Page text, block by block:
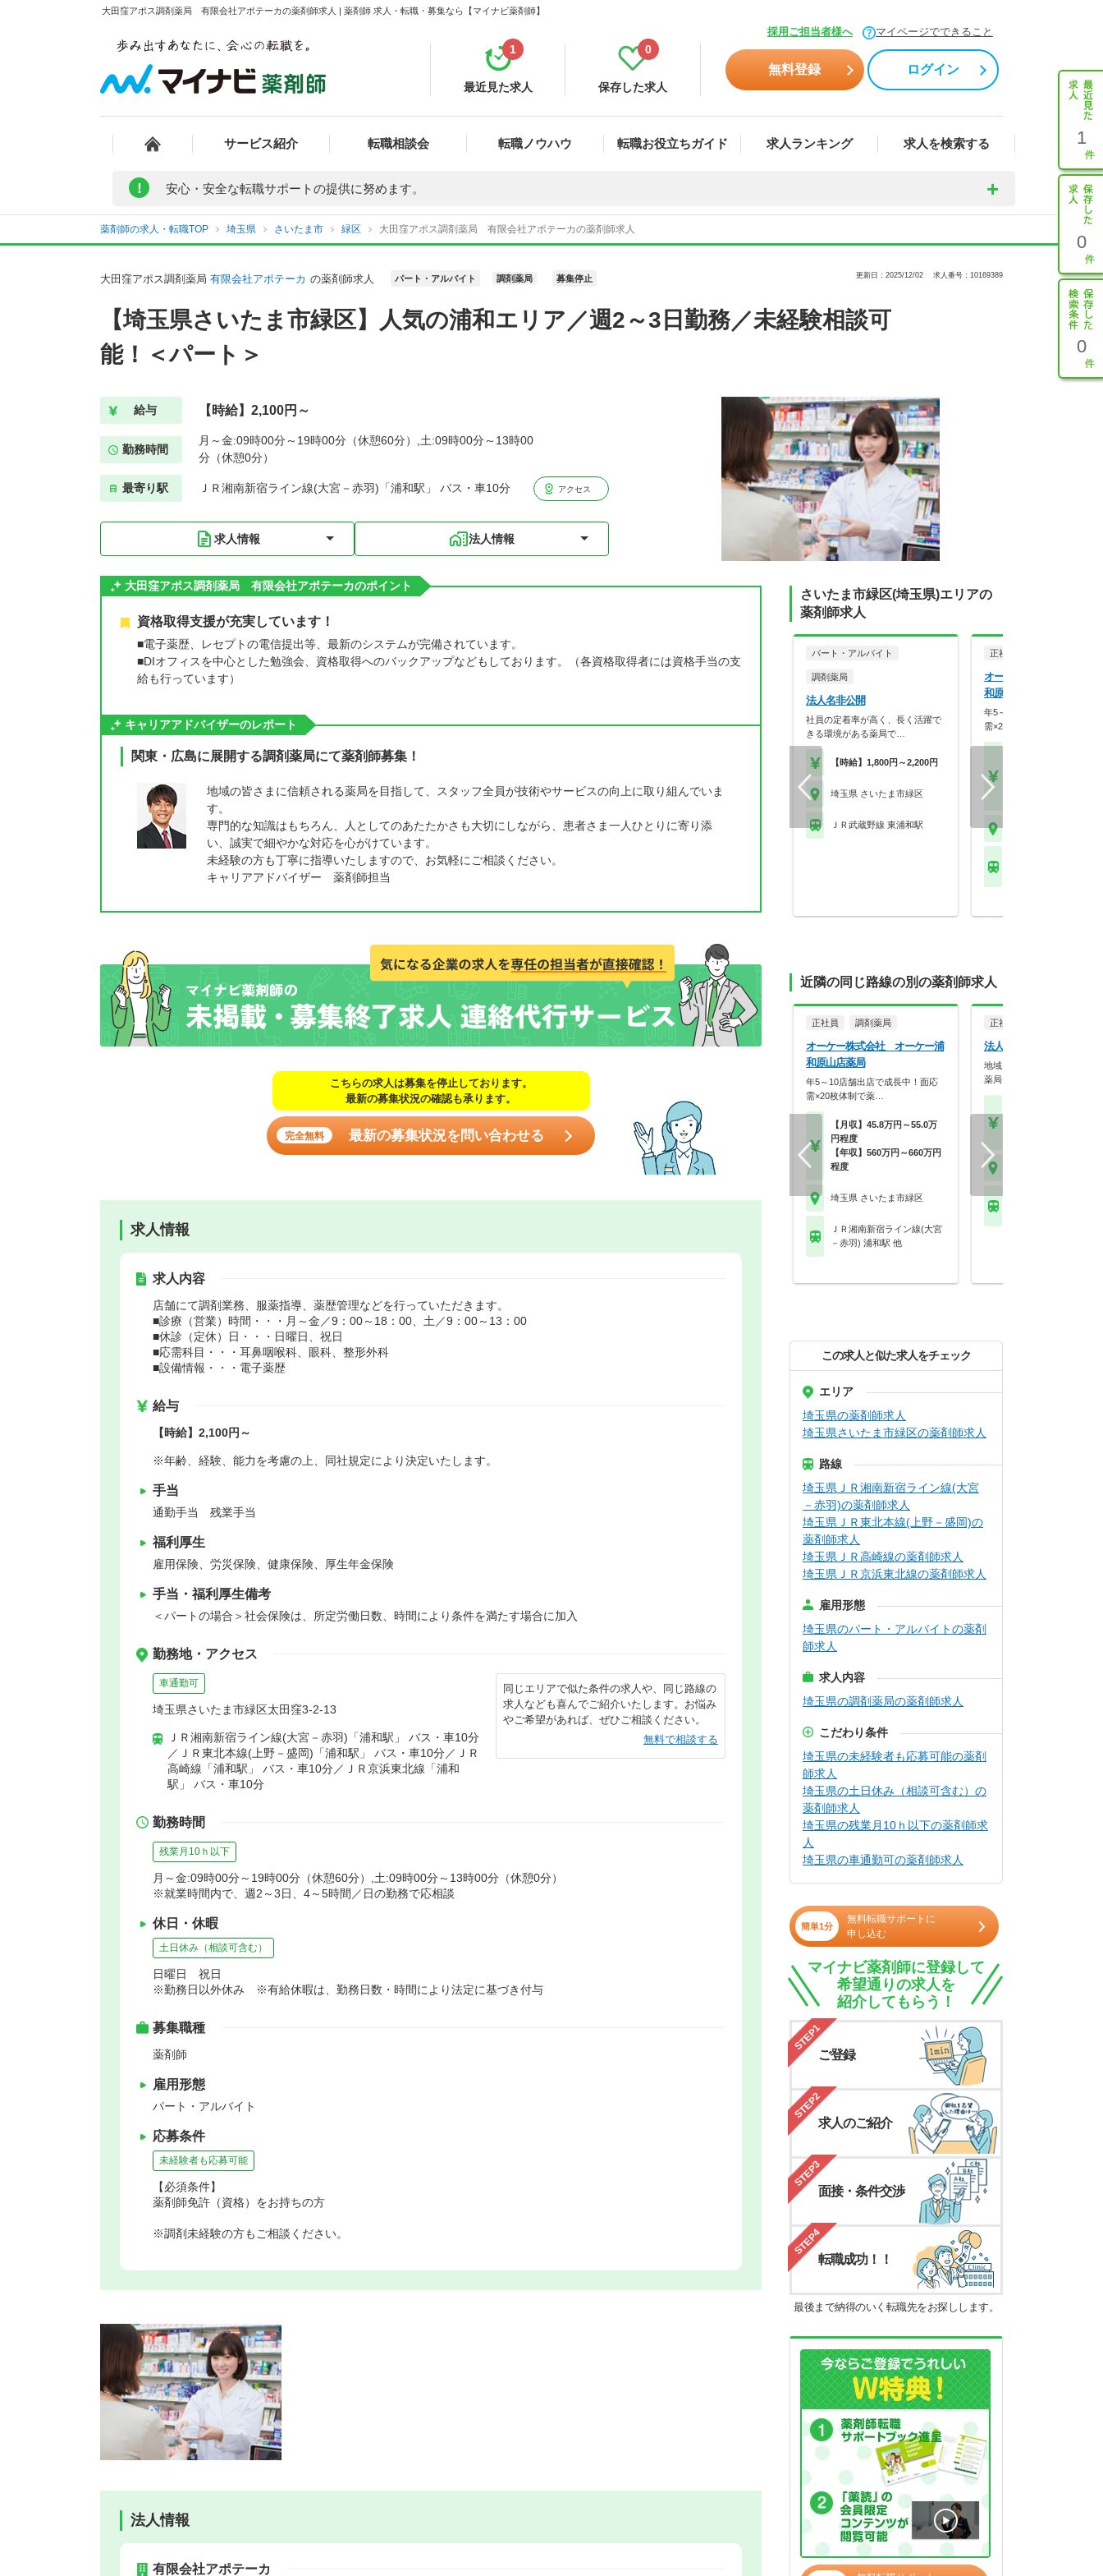
大田窪アポス調剤薬局 有限会社アポテーカの薬剤師求人 | 薬剤師 求人・転職・募集なら【マイナビ薬剤師】
採用ご担当者様へ マイページでできること
最近見た求人
1
保存した求人
0
無料登録 ログイン
サービス紹介 転職相談会 転職ノウハウ 転職お役立ちガイド 求人ランキング 求人を検索する 1
0
0
! 安心・安全な転職サポートの提供に努めます。
薬剤師の求人・転職TOP 埼玉県 さいたま市 緑区 大田窪アポス調剤薬局 有限会社アポテーカの薬剤師求人
大田窪アポス調剤薬局 有限会社アポテーカ の薬剤師求人 パート・アルバイト 調剤薬局 募集停止 更新日：2025/12/02 求人番号：10169389
【埼玉県さいたま市緑区】人気の浦和エリア／週2～3日勤務／未経験相談可
能！＜パート＞
給与 【時給】2,100円～
勤務時間
月～金:09時00分～19時00分（休憩60分）,土:09時00分～13時00
分（休憩0分）
最寄り駅 ＪＲ湘南新宿ライン線(大宮－赤羽)「浦和駅」 バス・車10分 アクセス
求人情報 法人情報
大田窪アポス調剤薬局 有限会社アポテーカのポイント
資格取得支援が充実しています！
■電子薬歴、レセプトの電信提出等、最新のシステムが完備されています。
■DIオフィスを中心とした勉強会、資格取得へのバックアップなどもしております。（各資格取得者には資格手当の支
給も行っています）
キャリアアドバイザーのレポート
関東・広島に展開する調剤薬局にて薬剤師募集！
地域の皆さまに信頼される薬局を目指して、スタッフ全員が技術やサービスの向上に取り組んでいま
す。
専門的な知識はもちろん、人としてのあたたかさも大切にしながら、患者さま一人ひとりに寄り添
い、誠実で細やかな対応を心がけています。
未経験の方も丁寧に指導いたしますので、お気軽にご相談ください。
キャリアアドバイザー 薬剤師担当
こちらの求人は募集を停止しております。
最新の募集状況の確認も承ります。
完全無料 最新の募集状況を問い合わせる
求人情報
求人内容
店舗にて調剤業務、服薬指導、薬歴管理などを行っていただきます。
■診療（営業）時間・・・月～金／9：00～18：00、土／9：00～13：00
■休診（定休）日・・・日曜日、祝日
■応需科目・・・耳鼻咽喉科、眼科、整形外科
■設備情報・・・電子薬歴
給与
【時給】2,100円～
※年齢、経験、能力を考慮の上、同社規定により決定いたします。
手当
通勤手当 残業手当
福利厚生
雇用保険、労災保険、健康保険、厚生年金保険
手当・福利厚生備考
＜パートの場合＞社会保険は、所定労働日数、時間により条件を満たす場合に加入
勤務地・アクセス
車通勤可
埼玉県さいたま市緑区太田窪3-2-13
ＪＲ湘南新宿ライン線(大宮－赤羽)「浦和駅」 バス・車10分
／ＪＲ東北本線(上野－盛岡)「浦和駅」 バス・車10分／ＪＲ
高崎線「浦和駅」 バス・車10分／ＪＲ京浜東北線「浦和
駅」 バス・車10分
同じエリアで似た条件の求人や、同じ路線の
求人なども喜んでご紹介いたします。お悩み
やご希望があれば、ぜひご相談ください。
無料で相談する
勤務時間
残業月10ｈ以下
月～金:09時00分～19時00分（休憩60分）,土:09時00分～13時00分（休憩0分）
※就業時間内で、週2～3日、4～5時間／日の勤務で応相談
休日・休暇
土日休み（相談可含む）
日曜日 祝日
※勤務日以外休み ※有給休暇は、勤務日数・時間により法定に基づき付与
募集職種
薬剤師
雇用形態
パート・アルバイト
応募条件
未経験者も応募可能
【必須条件】
薬剤師免許（資格）をお持ちの方
※調剤未経験の方もご相談ください。
法人情報
有限会社アポテーカ
さいたま市緑区(埼玉県)エリアの
薬剤師求人
パート・アルバイト
調剤薬局
法人名非公開
社員の定着率が高く、長く活躍で
きる環境がある薬局で…
【時給】1,800円～2,200円
埼玉県 さいたま市緑区
ＪＲ武蔵野線 東浦和駅
正社員
オーケー株式会社 オー
和原山店薬局
年5～10店舗出店で成長中！
需×20枚体制で薬…
近隣の同じ路線の別の薬剤師求人
正社員 調剤薬局
オーケー株式会社 オーケー浦
和原山店薬局
年5～10店舗出店で成長中！面応
需×20枚体制で薬…
【月収】45.8万円～55.0万
円程度
【年収】560万円～660万円
程度
埼玉県 さいたま市緑区
ＪＲ湘南新宿ライン線(大宮
－赤羽) 浦和駅 他
正社員
法人名非公開
地域に密着して店舗展開して
薬局です！
この求人と似た求人をチェック
エリア
埼玉県の薬剤師求人
埼玉県さいたま市緑区の薬剤師求人
路線
埼玉県ＪＲ湘南新宿ライン線(大宮
－赤羽)の薬剤師求人
埼玉県ＪＲ東北本線(上野－盛岡)の
薬剤師求人
埼玉県ＪＲ高崎線の薬剤師求人
埼玉県ＪＲ京浜東北線の薬剤師求人
雇用形態
埼玉県のパート・アルバイトの薬剤
師求人
求人内容
埼玉県の調剤薬局の薬剤師求人
こだわり条件
埼玉県の未経験者も応募可能の薬剤
師求人
埼玉県の土日休み（相談可含む）の
薬剤師求人
埼玉県の残業月10ｈ以下の薬剤師求
人
埼玉県の車通勤可の薬剤師求人
簡単1分
無料転職サポートに
申し込む
マイナビ薬剤師に登録して
希望通りの求人を
紹介してもらう！
STEP1
ご登録
STEP2
求人のご紹介
STEP3
面接・条件交渉
STEP4
転職成功！！
最後まで納得のいく転職先をお探しします。